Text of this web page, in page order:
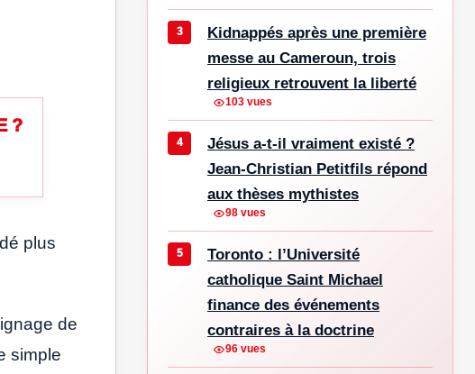
?
plus
de
simple
Kidnappés après une première
messe au Cameroun, trois
religieux retrouvent la liberté
103 vues
Jésus a-t-il vraiment existé ?
Jean-Christian Petitfils répond
aux thèses mythistes
98 vues
Toronto : l’Université
catholique Saint Michael
finance des événements
contraires à la doctrine
96 vues